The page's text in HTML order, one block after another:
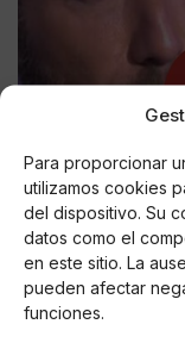
Para proporcionar
utilizamos cookies
del dispositivo. Su
datos como el
en este sitio. La
pueden afectar
funciones.
Pero otros
varios meses